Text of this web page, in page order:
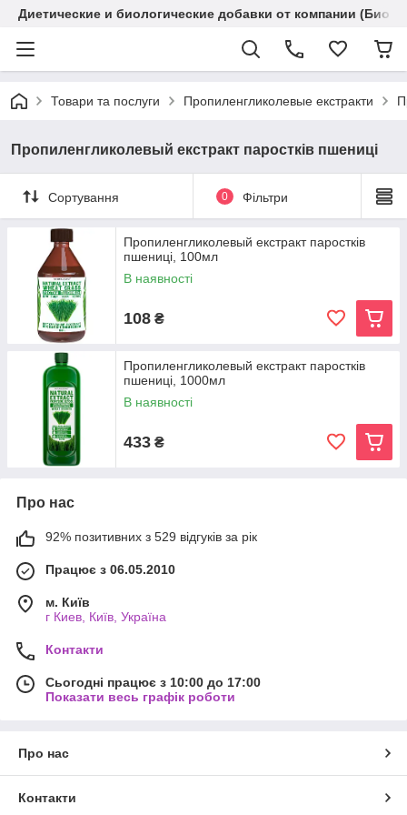
Диетические и биологические добавки от компании
Товари та послуги Пропиленгликолевые екстракти
Пропиленгликолевый екстракт паростків пшениці
Сортування 0 Фільтри
Пропиленгликолевый екстракт паростків
пшениці, 100мл
В наявності
108 ₴
Пропиленгликолевый екстракт паростків
пшениці, 1000мл
В наявності
433 ₴
Про нас
92% позитивних з 529 відгуків за рік
Працює з 06.05.2010
м. Київ
г Киев, Київ, Україна
Контакти
Сьогодні працює з 10:00 до 17:00
Показати весь графік роботи
Про нас
Контакти